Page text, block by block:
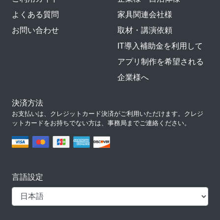
よくある質問
お問い合わせ
家具関連会社様
取材・講演依頼
IT導入補助金を利用して
アプリ制作を希望される
企業様へ
決済方法
お支払いは、クレジットカード決済がご利用いただけます。クレジ
ットカードをお持ちでない方は、事務局までご連絡ください。
言語設定